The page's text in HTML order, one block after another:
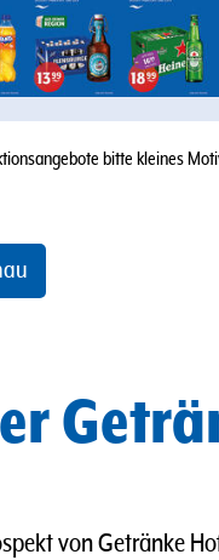
bitte kleines
von Getränke